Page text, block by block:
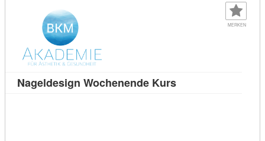
MERKEN
Nageldesign Wochenende KursKursdetail: